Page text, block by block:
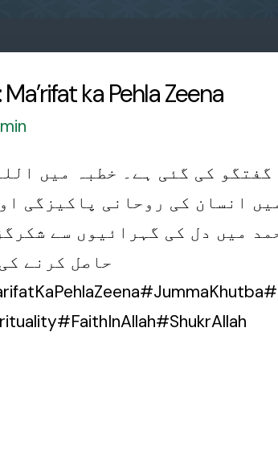
ka Pehla Zeena
گفتگو کی گئی ہے۔ خطبہ میں
انسان کی روحانی پاکیزگی
میں دل کی گہرائیوں سے
حاصل کرنے